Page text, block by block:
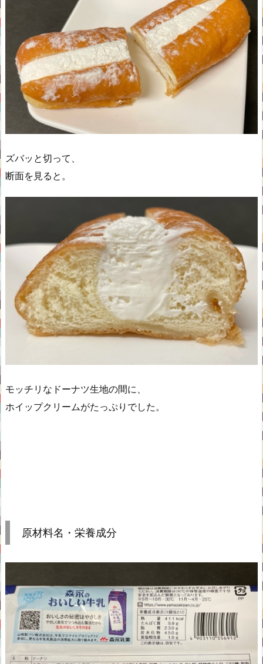
ズバッと切って、
断面を見ると。
モッチリなドーナツ生地の間に、
ホイップクリームがたっぷりでした。
原材料名・栄養成分